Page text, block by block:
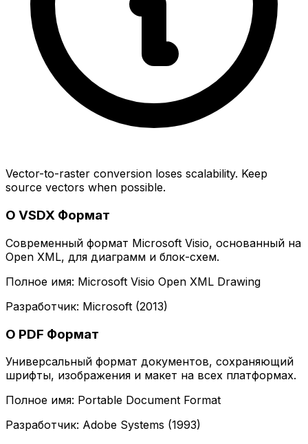
Vector-to-raster conversion loses scalability. Keep
source vectors when possible.
О VSDX Формат
Современный формат Microsoft Visio, основанный на
Open XML, для диаграмм и блок-схем.
Полное имя: Microsoft Visio Open XML Drawing
Разработчик: Microsoft (2013)
О PDF Формат
Универсальный формат документов, сохраняющий
шрифты, изображения и макет на всех платформах.
Полное имя: Portable Document Format
Разработчик: Adobe Systems (1993)